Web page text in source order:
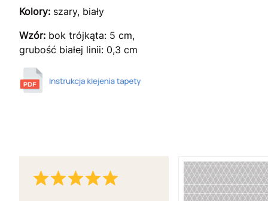
Kolory: szary, biały
Wzór: bok trójkąta: 5 cm,
grubość białej linii: 0,3 cm